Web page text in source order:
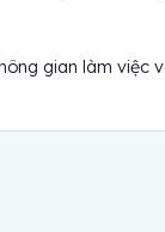
gian làm việc